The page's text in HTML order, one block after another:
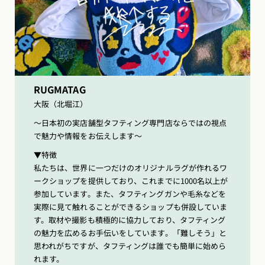
RUGMATAG
大阪（北堀江）
〜日本初の実店舗型タフティング専門店ならではの視点
で魅力や情報をお伝えします〜
▼特徴
私たちは、世界に一つだけのオリジナルラグが作れるワ
ークショップを提供しており、これまでに1000名以上が
参加しています。また、タフティングガンや毛糸などを
実際に見て触れることができるショップも併設していま
す。取材や撮影も積極的に協力しており、タフティング
の魅力を広めるお手伝いをしています。「難しそう」と
思われがちですが、タフティングは誰でも簡単に始めら
れます。